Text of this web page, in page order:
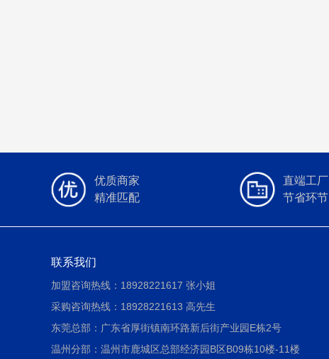
优质商家
精准匹配
直端工厂
节省环节
联系我们
加盟咨询热线：18928221617 张小姐
采购咨询热线：18928221613 高先生
东莞总部：广东省厚街镇南环路新后街产业园E栋2号
温州分部：温州市鹿城区总部经济园B区B09栋10楼-11楼